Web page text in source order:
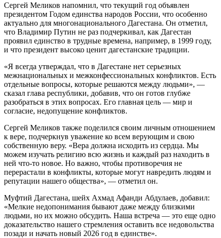
Сергей Меликов напомнил, что текущий год объявлен
президентом Годом единства народов России, что особенно
актуально для многонационального Дагестана. Он отметил,
что Владимир Путин не раз подчеркивал, как Дагестан
проявил единство в трудные времена, например, в 1999 году,
и что президент высоко ценит дагестанские традиции.
«Я всегда утверждал, что в Дагестане нет серьезных
межнациональных и межконфессиональных конфликтов. Есть
отдельные вопросы, которые решаются между людьми», —
сказал глава республики, добавив, что он готов глубже
разобраться в этих вопросах. Его главная цель — мир и
согласие, недопущение конфликтов.
Сергей Меликов также поделился своим личным отношением
к вере, подчеркнув уважение ко всем верующим и свою
собственную веру. «Вера должна исходить из сердца. Мы
можем изучать религию всю жизнь и каждый раз находить в
ней что-то новое. Но важно, чтобы противоречия не
перерастали в конфликты, которые могут навредить людям и
репутации нашего общества», — отметил он.
Муфтий Дагестана, шейх Ахмад Афанди Абдулаев, добавил:
«Мелкие недопонимания бывают даже между близкими
людьми, но их можно обсудить. Наша встреча — это еще одно
доказательство нашего стремления оставить все недовольства
позади и начать новый 2026 год в единстве».